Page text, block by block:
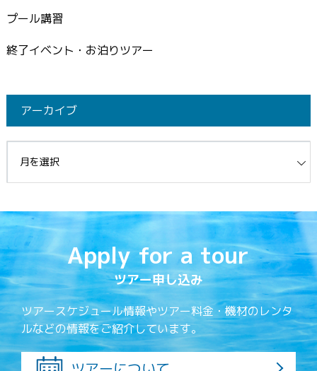
プール講習
終了イベント・お泊りツアー
アーカイブ
Apply for a tour
ツアー申し込み
ツアースケジュール情報やツアー料金・機材のレンタ
ルなどの情報をご紹介しています。